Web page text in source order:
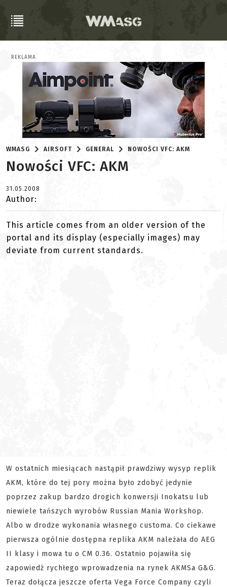
REKLAMA
WMASG AIRSOFT GENERAL NOWOŚCI VFC: AKM
Nowości VFC: AKM
31.05.2008
Author:
This article comes from an older version of the
portal and its display (especially images) may
deviate from current standards.
W ostatnich miesiącach nastąpił prawdziwy wysyp replik
AKM, które do tej pory można było zdobyć jedynie
poprzez zakup bardzo drogich konwersji Inokatsu lub
niewiele tańszych wyrobów Russian Mania Workshop.
Albo w drodze wykonania własnego customa. Co ciekawe
pierwsza ogólnie dostępna replika AKM należała do AEG
II klasy i mowa tu o CM 0.36. Ostatnio pojawiła się
zapowiedź rychłego wprowadzenia na rynek AKMSa G&G.
Teraz dołącza jeszcze oferta Vega Force Company czyli